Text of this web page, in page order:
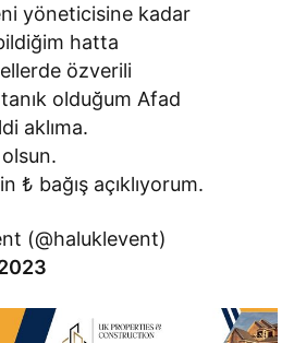
yöneticisine kadar
hatta
özverili
tanık olduğum Afad
aklıma.
₺ bağış açıklıyorum.
(@haluklevent)